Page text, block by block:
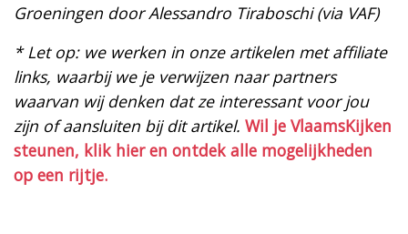
Groeningen door Alessandro Tiraboschi (via VAF)
* Let op: we werken in onze artikelen met affiliate
links, waarbij we je verwijzen naar partners
waarvan wij denken dat ze interessant voor jou
zijn of aansluiten bij dit artikel. Wil je VlaamsKijken
steunen, klik hier en ontdek alle mogelijkheden
op een rijtje.